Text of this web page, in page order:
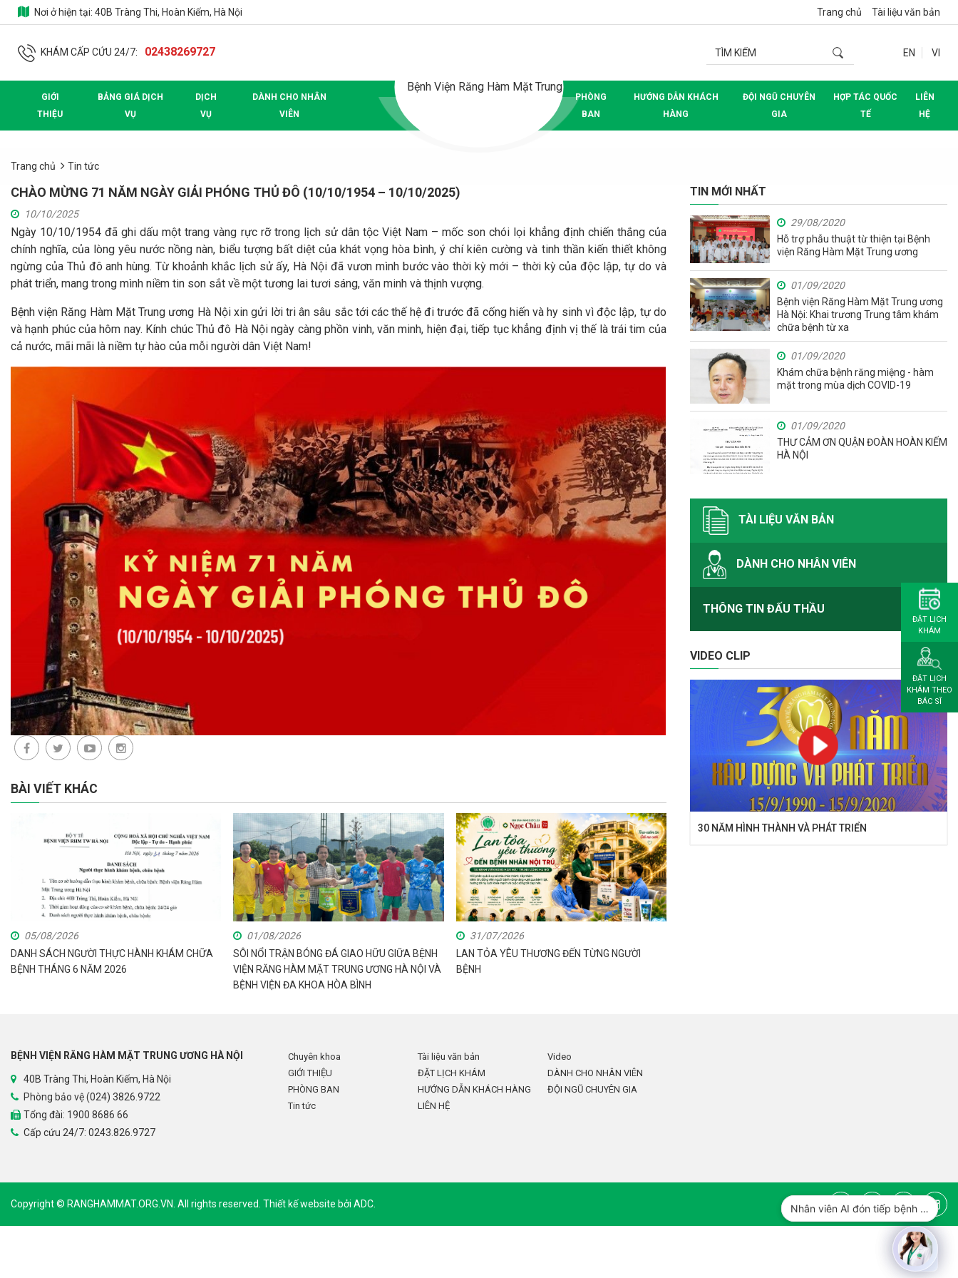
Nơi ở hiện tại: 40B Tràng Thi, Hoàn Kiếm, Hà Nội Trang chủ Tài liệu văn bản
KHÁM CẤP CỨU 24/7: 02438269727 EN VI
GIỚI
THIỆU
BẢNG GIÁ DỊCH
VỤ
DỊCH
VỤ
DÀNH CHO NHÂN
VIÊN
PHÒNG
BAN
HƯỚNG DẪN KHÁCH
HÀNG
ĐỘI NGŨ CHUYÊN
GIA
HỢP TÁC QUỐC
TẾ
LIÊN
HỆ
Trang chủ Tin tức
CHÀO MỪNG 71 NĂM NGÀY GIẢI PHÓNG THỦ ĐÔ (10/10/1954 – 10/10/2025)
10/10/2025
Ngày 10/10/1954 đã ghi dấu một trang vàng rực rỡ trong lịch sử dân tộc Việt Nam – mốc son chói lọi khẳng định chiến thắng của
chính nghĩa, của lòng yêu nước nồng nàn, biểu tượng bất diệt của khát vọng hòa bình, ý chí kiên cường và tinh thần kiến thiết không
ngừng của Thủ đô anh hùng. Từ khoảnh khắc lịch sử ấy, Hà Nội đã vươn mình bước vào thời kỳ mới – thời kỳ của độc lập, tự do và
phát triển, mang trong mình niềm tin son sắt về một tương lai tươi sáng, văn minh và thịnh vượng.
Bệnh viện Răng Hàm Mặt Trung ương Hà Nội xin gửi lời tri ân sâu sắc tới các thế hệ đi trước đã cống hiến và hy sinh vì độc lập, tự do
và hạnh phúc của hôm nay. Kính chúc Thủ đô Hà Nội ngày càng phồn vinh, văn minh, hiện đại, tiếp tục khẳng định vị thế là trái tim của
cả nước, mãi mãi là niềm tự hào của mỗi người dân Việt Nam!
BÀI VIẾT KHÁC
05/08/2026
DANH SÁCH NGƯỜI THỰC HÀNH KHÁM CHỮA
BỆNH THÁNG 6 NĂM 2026
01/08/2026
SÔI NỔI TRẬN BÓNG ĐÁ GIAO HỮU GIỮA BỆNH
VIỆN RĂNG HÀM MẶT TRUNG ƯƠNG HÀ NỘI VÀ
BỆNH VIỆN ĐA KHOA HÒA BÌNH
31/07/2026
LAN TỎA YÊU THƯƠNG ĐẾN TỪNG NGƯỜI
BỆNH
TIN MỚI NHẤT
29/08/2020
Hỗ trợ phẫu thuật từ thiện tại Bệnh
viện Răng Hàm Mặt Trung ương
01/09/2020
Bệnh viện Răng Hàm Mặt Trung ương
Hà Nội: Khai trương Trung tâm khám
chữa bệnh từ xa
01/09/2020
Khám chữa bệnh răng miệng - hàm
mặt trong mùa dịch COVID-19
01/09/2020
THƯ CẢM ƠN QUẬN ĐOÀN HOÀN KIẾM
HÀ NỘI
TÀI LIỆU VĂN BẢN
DÀNH CHO NHÂN VIÊN
THÔNG TIN ĐẤU THẦU
VIDEO CLIP
30 NĂM HÌNH THÀNH VÀ PHÁT TRIỂN
BỆNH VIỆN RĂNG HÀM MẶT TRUNG ƯƠNG HÀ NỘI
40B Tràng Thi, Hoàn Kiếm, Hà Nội
Phòng bảo vệ (024) 3826.9722
Tổng đài: 1900 8686 66
Cấp cứu 24/7: 0243.826.9727
Chuyên khoa Tài liệu văn bản
Video
GIỚI THIỆU
ĐẶT LỊCH KHÁM
DÀNH CHO NHÂN VIÊN
PHÒNG BAN
HƯỚNG DẪN KHÁCH HÀNG
ĐỘI NGŨ CHUYÊN GIA
Tin tức
LIÊN HỆ
Copyright © RANGHAMMAT.ORG.VN. All rights reserved. Thiết kế website bởi ADC.
ĐẶT LỊCH
KHÁM
ĐẶT LỊCH
KHÁM THEO
BÁC SĨ
Tư vấn thủ tục hành chính công
Nhân viên AI đón tiếp bệnh nhân